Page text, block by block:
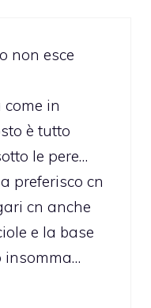
non esce
in
è tutto
le pere…
preferisco cn
cn anche
e la base
insomma…